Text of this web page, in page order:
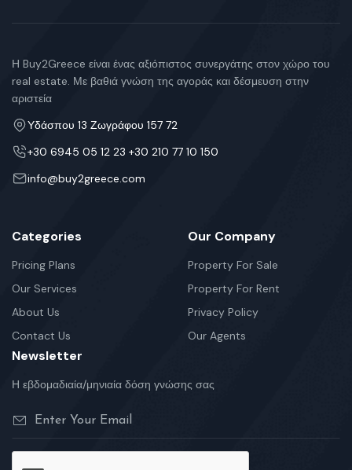
Η Buy2Greece είναι ένας αξιόπιστος συνεργάτης στον χώρο του
real estate. Με βαθιά γνώση της αγοράς και δέσμευση στην
αριστεία
Υδάσπου 13 Ζωγράφου 157 72
+30 6945 05 12 23 +30 210 77 10 150
info@buy2greece.com
Categories
Pricing Plans
Our Services
About Us
Contact Us
Our Company
Property For Sale
Property For Rent
Privacy Policy
Our Agents
Newsletter
Η εβδομαδιαία/μηνιαία δόση γνώσης σας